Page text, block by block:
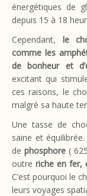
énergétiques de
depuis 15 à 18
Cependant, le
comme les
de bonheur et
excitant qui
ces raisons, le
malgré sa haute
Une tasse de
saine et
de phosphore (
outre riche en fer,
C’est pourquoi le
leurs voyages